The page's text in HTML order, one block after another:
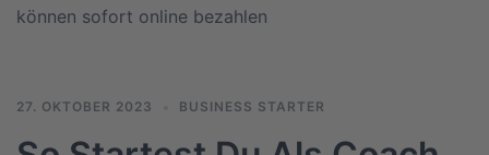
können sofort online bezahlen
27. OKTOBER 2023 BUSINESS STARTER